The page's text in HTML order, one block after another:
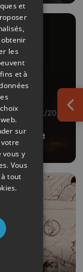
29/12/2025
et
les
et à
sur
vous y
. Vous
tout
.